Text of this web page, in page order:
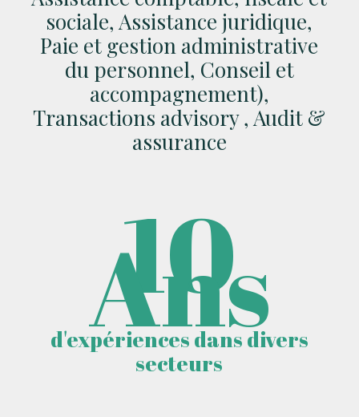
sociale, Assistance juridique,
Paie et gestion administrative
du personnel, Conseil et
accompagnement),
Transactions advisory , Audit &
assurance
10
Ans
d'expériences dans divers
secteurs